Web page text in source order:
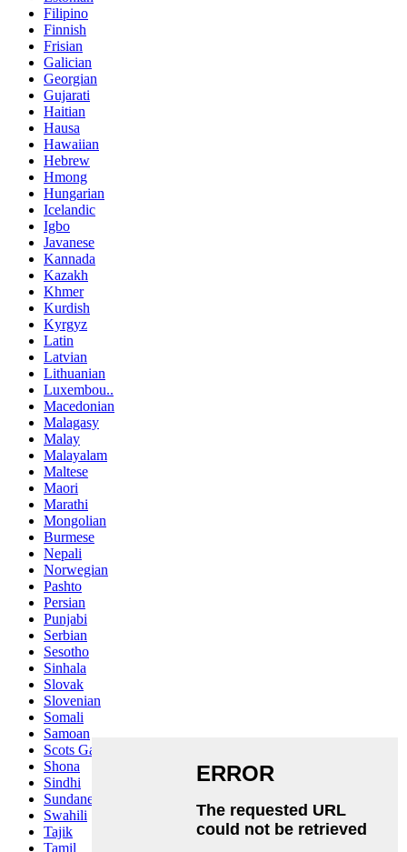
Filipino
Finnish
Frisian
Galician
Georgian
Gujarati
Haitian
Hausa
Hawaiian
Hebrew
Hmong
Hungarian
Icelandic
Igbo
Javanese
Kannada
Kazakh
Khmer
Kurdish
Kyrgyz
Latin
Latvian
Lithuanian
Luxembou..
Macedonian
Malagasy
Malay
Malayalam
Maltese
Maori
Marathi
Mongolian
Burmese
Nepali
Norwegian
Pashto
Persian
Punjabi
Serbian
Sesotho
Sinhala
Slovak
Slovenian
Somali
Samoan
Scots Gaelic
Shona
Sindhi
Sundanese
Swahili
Tajik
Tamil